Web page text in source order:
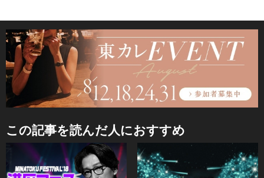
この記事を読んだ人におすすめ